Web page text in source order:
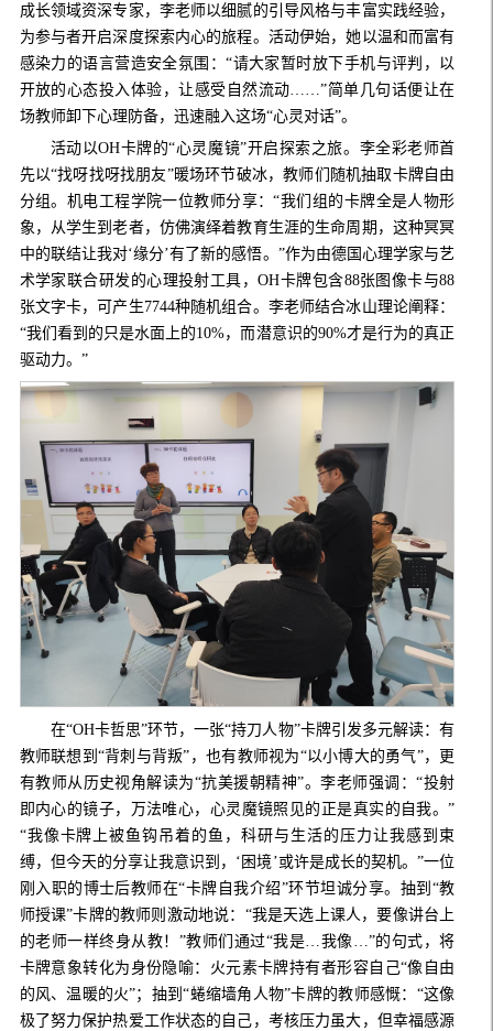
成长领域资深专家，李老师以细腻的引导风格与丰富实践经验，
为参与者开启深度探索内心的旅程。活动伊始，她以温和而富有
感染力的语言营造安全氛围：“请大家暂时放下手机与评判，以
开放的心态投入体验，让感受自然流动……”简单几句话便让在
场教师卸下心理防备，迅速融入这场“心灵对话”。
活动以OH卡牌的“心灵魔镜”开启探索之旅。李全彩老师首
先以“找呀找呀找朋友”暖场环节破冰，教师们随机抽取卡牌自由
分组。机电工程学院一位教师分享：“我们组的卡牌全是人物形
象，从学生到老者，仿佛演绎着教育生涯的生命周期，这种冥冥
中的联结让我对‘缘分’有了新的感悟。”作为由德国心理学家与艺
术学家联合研发的心理投射工具，OH卡牌包含88张图像卡与88
张文字卡，可产生7744种随机组合。李老师结合冰山理论阐释：
“我们看到的只是水面上的10%，而潜意识的90%才是行为的真正
驱动力。”
在“OH卡哲思”环节，一张“持刀人物”卡牌引发多元解读：有
教师联想到“背刺与背叛”，也有教师视为“以小博大的勇气”，更
有教师从历史视角解读为“抗美援朝精神”。李老师强调：“投射
即内心的镜子，万法唯心，心灵魔镜照见的正是真实的自我。”
“我像卡牌上被鱼钩吊着的鱼，科研与生活的压力让我感到束
缚，但今天的分享让我意识到，‘困境’或许是成长的契机。”一位
刚入职的博士后教师在“卡牌自我介绍”环节坦诚分享。抽到“教
师授课”卡牌的教师则激动地说：“我是天选上课人，要像讲台上
的老师一样终身从教！”教师们通过“我是…我像…”的句式，将
卡牌意象转化为身份隐喻：火元素卡牌持有者形容自己“像自由
的风、温暖的火”；抽到“蜷缩墙角人物”卡牌的教师感慨：“这像
极了努力保护热爱工作状态的自己，考核压力虽大，但幸福感源